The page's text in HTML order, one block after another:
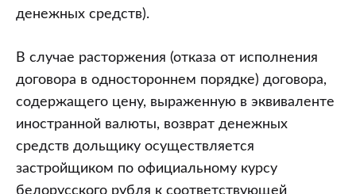
денежных средств).
В случае расторжения (отказа от исполнения
договора в одностороннем порядке) договора,
содержащего цену, выраженную в эквиваленте
иностранной валюты, возврат денежных
средств дольщику осуществляется
застройщиком по официальному курсу
белорусского рубля к соответствующей